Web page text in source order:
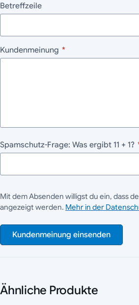
Betreffzeile
Kundenmeinung *
Spamschutz-Frage: Was ergibt 11 + 1?
Mit dem Absenden willigst du ein, dass
angezeigt werden. Mehr in der
Kundenmeinung einsenden
Ähnliche Produkte